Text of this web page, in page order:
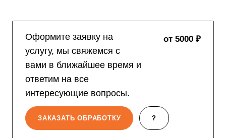
Оформите заявку на
услугу, мы свяжемся с
вами в ближайшее время и
ответим на все
интересующие вопросы.
от 5000 ₽
ЗАКАЗАТЬ ОБРАБОТКУ ?